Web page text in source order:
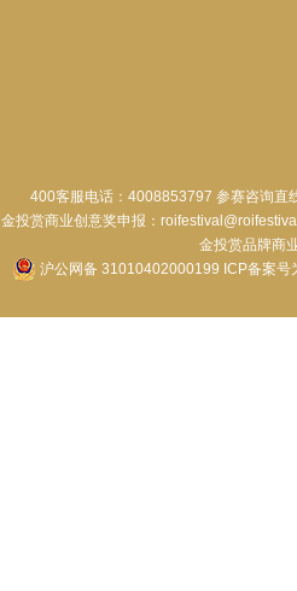
400客服电话：4008853797 参赛咨询
金投赏商业创意奖申报：
金投赏品牌商
沪公网备 31010402000199 ICP备案